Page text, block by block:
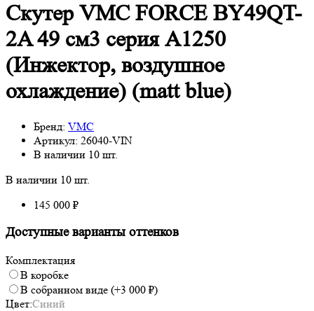
Скутер VMC FORCE BY49QT-
2A 49 см3 серия A1250
(Инжектор, воздушное
охлаждение) (matt blue)
Бренд: VMC
Артикул: 26040-VIN
В наличии 10 шт.
В наличии 10 шт.
145 000 ₽
Доступные варианты оттенков
Комплектация
В коробке
В собранном виде (+3 000 ₽)
Цвет:Синий